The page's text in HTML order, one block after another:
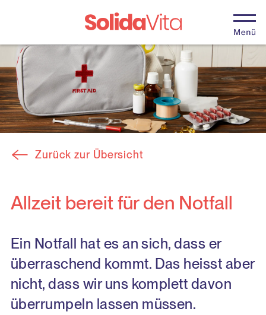
Zurück zur Übersicht
Allzeit bereit für den Notfall
Ein Notfall hat es an sich, dass er
überraschend kommt. Das heisst aber
nicht, dass wir uns komplett davon
überrumpeln lassen müssen.